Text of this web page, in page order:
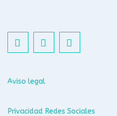
Aviso legal
Privacidad Redes Sociales